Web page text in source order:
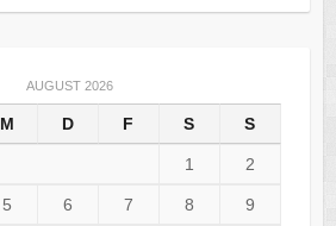
AUGUST 2026
M D F S S
1 2
5 6 7 8 9